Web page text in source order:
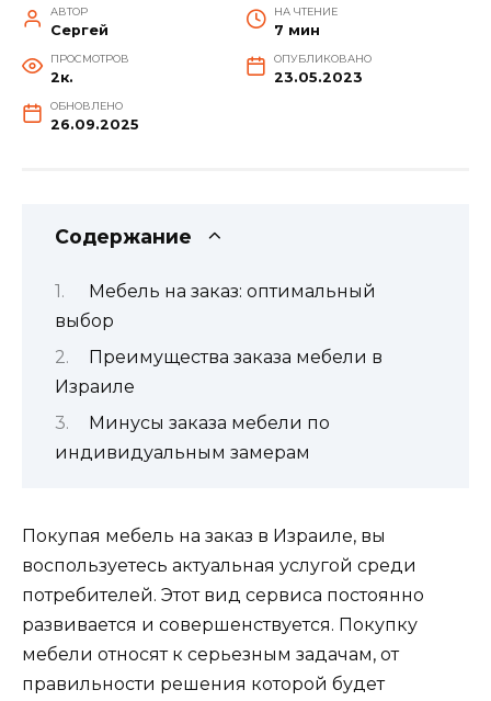
АВТОР
Сергей
НА ЧТЕНИЕ
7 мин
ПРОСМОТРОВ
2к.
ОПУБЛИКОВАНО
23.05.2023
ОБНОВЛЕНО
26.09.2025
Содержание
Мебель на заказ: оптимальный
выбор
Преимущества заказа мебели в
Израиле
Минусы заказа мебели по
индивидуальным замерам
Покупая мебель на заказ в Израиле, вы
воспользуетесь актуальная услугой среди
потребителей. Этот вид сервиса постоянно
развивается и совершенствуется. Покупку
мебели относят к серьезным задачам, от
правильности решения которой будет